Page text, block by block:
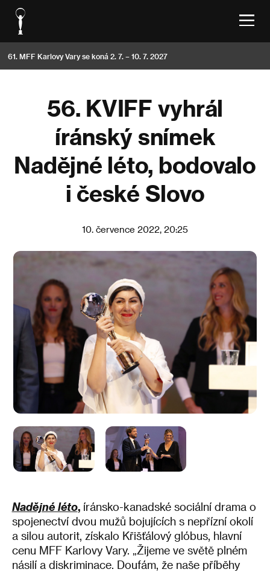
61. MFF Karlovy Vary se koná 2. 7. – 10. 7. 2027
56. KVIFF vyhrál
íránský snímek
Nadějné léto, bodovalo
i české Slovo
10. července 2022, 20:25
Nadějné léto, íránsko-kanadské sociální drama o
spojenectví dvou mužů bojujících s nepřízní okolí
a silou autorit, získalo Křišťálový glóbus, hlavní
cenu MFF Karlovy Vary. „Žijeme ve světě plném
násilí a diskriminace. Doufám, že naše příběhy